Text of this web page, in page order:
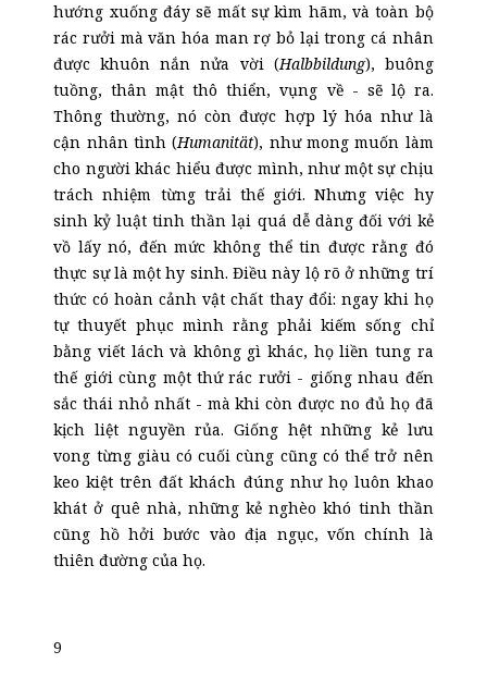
hướng xuống đáy sẽ mất sự kìm hãm, và toàn bộ
rác rưởi mà văn hóa man rợ bỏ lại trong cá nhân
được khuôn nắn nửa vời (Halbbildung), buông
tuồng, thân mật thô thiển, vụng về - sẽ lộ ra.
Thông thường, nó còn được hợp lý hóa như là
cận nhân tình (Humanität), như mong muốn làm
cho người khác hiểu được mình, như một sự chịu
trách nhiệm từng trải thế giới. Nhưng việc hy
sinh kỷ luật tinh thần lại quá dễ dàng đối với kẻ
vồ lấy nó, đến mức không thể tin được rằng đó
thực sự là một hy sinh. Điều này lộ rõ ở những trí
thức có hoàn cảnh vật chất thay đổi: ngay khi họ
tự thuyết phục mình rằng phải kiếm sống chỉ
bằng viết lách và không gì khác, họ liền tung ra
thế giới cùng một thứ rác rưởi - giống nhau đến
sắc thái nhỏ nhất - mà khi còn được no đủ họ đã
kịch liệt nguyền rủa. Giống hệt những kẻ lưu
vong từng giàu có cuối cùng cũng có thể trở nên
keo kiệt trên đất khách đúng như họ luôn khao
khát ở quê nhà, những kẻ nghèo khó tinh thần
cũng hồ hởi bước vào địa ngục, vốn chính là
thiên đường của họ.
9